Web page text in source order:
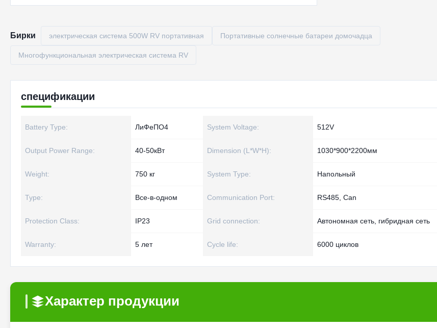
Бирки электрическая система 500W RV портативная Портативные солнечные батареи домочадца
Многофункциональная электрическая система RV
спецификации
Battery Type: ЛиФеПО4 System Voltage: 512V
Output Power Range: 40-50кВт Dimension (L*W*H): 1030*900*2200мм
Weight: 750 кг System Type: Напольный
Type: Все-в-одном Communication Port: RS485, Can
Protection Class: IP23 Grid connection: Автономная сеть, гибридная сеть
Warranty: 5 лет Cycle life: 6000 циклов
Характер продукции